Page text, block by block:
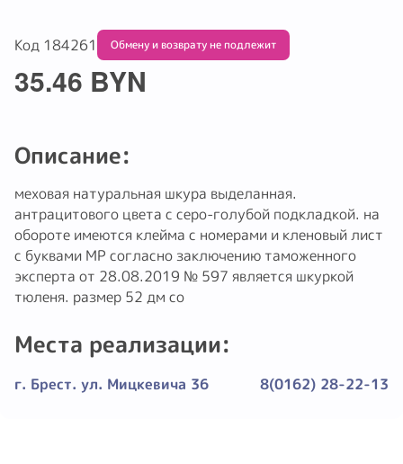
Код 184261 Обмену и возврату не подлежит
35.46 BYN
Описание:
меховая натуральная шкура выделанная.
антрацитового цвета с серо-голубой подкладкой. на
обороте имеются клейма с номерами и кленовый лист
с буквами МР согласно заключению таможенного
эксперта от 28.08.2019 № 597 является шкуркой
тюленя. размер 52 дм со
Места реализации:
г. Брест. ул. Мицкевича 36 8(0162) 28-22-13